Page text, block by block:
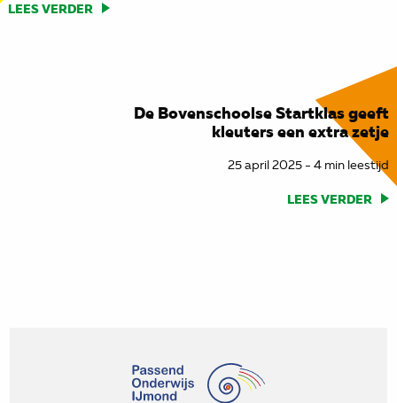
LEES VERDER
De Bovenschoolse Startklas geeft
kleuters een extra zetje
25 april 2025 - 4 min leestijd
LEES VERDER